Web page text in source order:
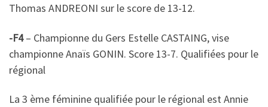
Thomas ANDREONI sur le score de 13-12.
-F4– Championne du Gers Estelle CASTAING, vise
championne Anaïs GONIN. Score 13-7. Qualifiées pour le
régional
La 3 ème féminine qualifiée pour le régional est Annie